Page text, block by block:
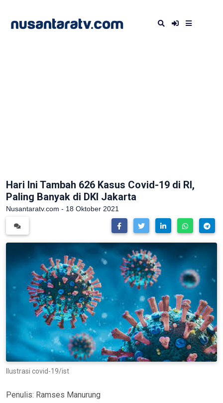
Hari Ini Tambah 626 Kasus Covid-19 di RI,
Paling Banyak di DKI Jakarta
Nusantaratv.com - 18 Oktober 2021
Ilustrasi covid-19/ist
Penulis: Ramses Manurung